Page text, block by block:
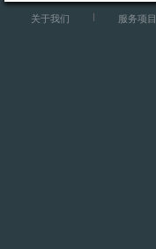
关于我们 服务项目